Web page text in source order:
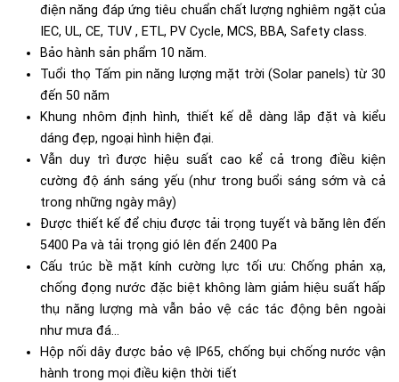
điện năng đáp ứng tiêu chuẩn chất lượng nghiêm ngặt của
IEC, UL, CE, TUV , ETL, PV Cycle, MCS, BBA, Safety class.
Bảo hành sản phẩm 10 năm.
Tuổi thọ Tấm pin năng lượng mặt trời (Solar panels) từ 30
đến 50 năm
Khung nhôm định hình, thiết kế dễ dàng lắp đặt và kiểu
dáng đẹp, ngoại hình hiện đại.
Vẫn duy trì được hiệu suất cao kể cả trong điều kiện
cường độ ánh sáng yếu (như trong buổi sáng sớm và cả
trong những ngày mây)
Được thiết kế để chịu được tải trọng tuyết và băng lên đến
5400 Pa và tải trọng gió lên đến 2400 Pa
Cấu trúc bề mặt kính cường lực tối ưu: Chống phản xạ,
chống đọng nước đặc biệt không làm giảm hiệu suất hấp
thụ năng lượng mà vẫn bảo vệ các tác động bên ngoài
như mưa đá...
Hộp nối dây được bảo vệ IP65, chống bụi chống nước vận
hành trong mọi điều kiện thời tiết